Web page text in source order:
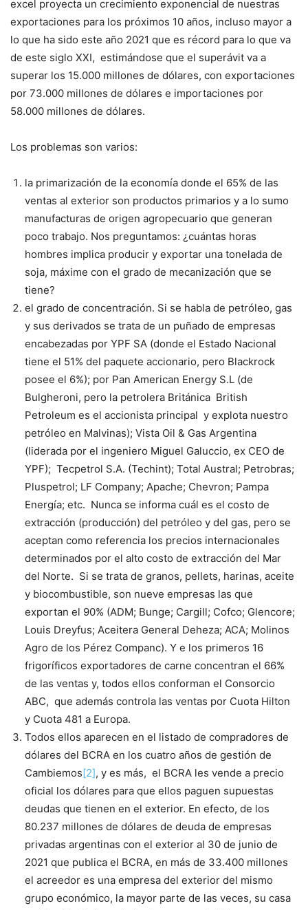
excel proyecta un crecimiento exponencial de nuestras
exportaciones para los próximos 10 años, incluso mayor a
lo que ha sido este año 2021 que es récord para lo que va
de este siglo XXI, estimándose que el superávit va a
superar los 15.000 millones de dólares, con exportaciones
por 73.000 millones de dólares e importaciones por
58.000 millones de dólares.
Los problemas son varios:
la primarización de la economía donde el 65% de las
ventas al exterior son productos primarios y a lo sumo
manufacturas de origen agropecuario que generan
poco trabajo. Nos preguntamos: ¿cuántas horas
hombres implica producir y exportar una tonelada de
soja, máxime con el grado de mecanización que se
tiene?
el grado de concentración. Si se habla de petróleo, gas
y sus derivados se trata de un puñado de empresas
encabezadas por YPF SA (donde el Estado Nacional
tiene el 51% del paquete accionario, pero Blackrock
posee el 6%); por Pan American Energy S.L (de
Bulgheroni, pero la petrolera Británica British
Petroleum es el accionista principal y explota nuestro
petróleo en Malvinas); Vista Oil & Gas Argentina
(liderada por el ingeniero Miguel Galuccio, ex CEO de
YPF); Tecpetrol S.A. (Techint); Total Austral; Petrobras;
Pluspetrol; LF Company; Apache; Chevron; Pampa
Energía; etc. Nunca se informa cuál es el costo de
extracción (producción) del petróleo y del gas, pero se
aceptan como referencia los precios internacionales
determinados por el alto costo de extracción del Mar
del Norte. Si se trata de granos, pellets, harinas, aceite
y biocombustible, son nueve empresas las que
exportan el 90% (ADM; Bunge; Cargill; Cofco; Glencore;
Louis Dreyfus; Aceitera General Deheza; ACA; Molinos
Agro de los Pérez Companc). Y e los primeros 16
frigoríficos exportadores de carne concentran el 66%
de las ventas y, todos ellos conforman el Consorcio
ABC, que además controla las ventas por Cuota Hilton
y Cuota 481 a Europa.
Todos ellos aparecen en el listado de compradores de
dólares del BCRA en los cuatro años de gestión de
Cambiemos[2], y es más, el BCRA les vende a precio
oficial los dólares para que ellos paguen supuestas
deudas que tienen en el exterior. En efecto, de los
80.237 millones de dólares de deuda de empresas
privadas argentinas con el exterior al 30 de junio de
2021 que publica el BCRA, en más de 33.400 millones
el acreedor es una empresa del exterior del mismo
grupo económico, la mayor parte de las veces, su casa